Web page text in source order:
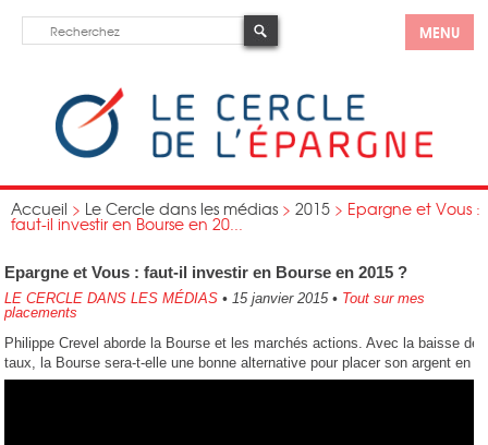
MENU
Accueil > Le Cercle dans les médias > 2015 > Epargne et Vous :
faut-il investir en Bourse en 20...
Epargne et Vous : faut-il investir en Bourse en 2015 ?
LE CERCLE DANS LES MÉDIAS • 15 janvier 2015• Tout sur mes
placements
Philippe Crevel aborde la Bourse et les marchés actions. Avec la baisse
taux, la Bourse sera-t-elle une bonne alternative pour placer son argent en